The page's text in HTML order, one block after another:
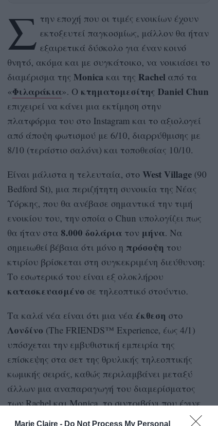
Marie Claire - Do Not Process My Personal
Σ την εποχή που οι τιμές ενοικίων έχουν
εκτοξευτεί παγκοσμίως, μάλλον θα ήταν
εξαιρετικά δύσκολο για έναν κοινό
θνητό, ακόμα και με συγκάτοικο, να νοικιάσει το
διαμέρισμα της Monica και της Rachel από τα
«Φιλαράκια». Ο κτηματομεσίτης Daniel Chun
επιχειρεί να κάνει μια εκτίμηση στην
πλατφόρμα του στο Instagram και το αξιολογεί
από άποψη φωτισμού με 6/10, διαρρύθμισης με
8/10 (τεράστιο σαλόνι) και τοποθεσίας 10/10.
Είναι μάλιστα η τελευταία, στο West Village (90
Bedford St), μια περιζήτητη συνοικία της Νέας
Υόρκης, που θα ανέβασε σημαντικά την τιμή
ενοικίου του, την οποία ο Chun υπολογίζει πως
θα ήταν στα 8.000 δολάρια τον μήνα. Να
σημειωθεί βέβαια ότι μόνο η πρόσοψη του
κτιρίου βρίσκεται στη συγκεκριμένη διεύθυνση:
Το εσωτερικό του είναι εξ ολοκλήρου
κατασκευασμένο σε τηλεοπτικό στούντιο.
Τα καλά νέα είναι ότι μια νέα έκθεση στο
Λονδίνο (The FRIENDS™ Experience, έως 4/1)
υπόσχεται την εμβυθιστική εμπειρία της
επίσκεψης στα σετ της θρυλικής τηλεοπτικής
κωμικής σειράς, καθώς περιλαμβάνει μεταξύ
άλλων μια αναπαραγωγή του διαμερίσματος
των Rachel και Monica, το σιντριβάνι που έγινε
το σκηνικό του χορού της παρέας, και μια selfie